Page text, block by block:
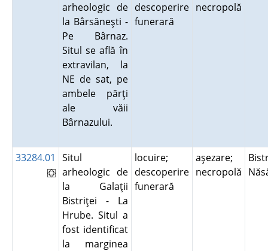
arheologic de
la Bârsăneşti -
Pe Bârnaz.
Situl se află în
extravilan, la
NE de sat, pe
ambele părţi
ale văii
Bârnazului.
descoperire
funerară
necropolă
33284.01
Situl
arheologic de
la Galaţii
Bistriţei - La
Hrube. Situl a
fost identificat
la marginea
locuire;
descoperire
funerară
aşezare;
necropolă